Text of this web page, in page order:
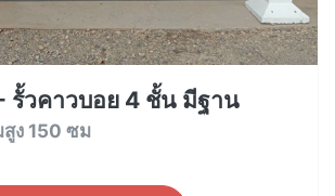
รั้วคาวบอย 4 ชั้น มีฐาน
ง 150 ซม